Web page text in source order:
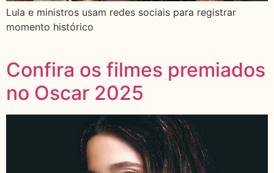
Lula e ministros usam redes sociais para registrar
momento histórico
Confira os filmes premiados
no Oscar 2025